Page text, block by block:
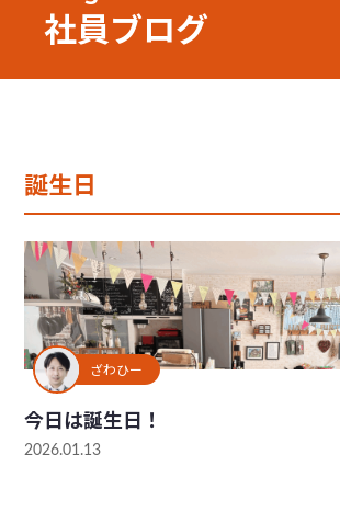
社員ブログ
誕生日
ざわひー
今日は誕生日！
2026.01.13